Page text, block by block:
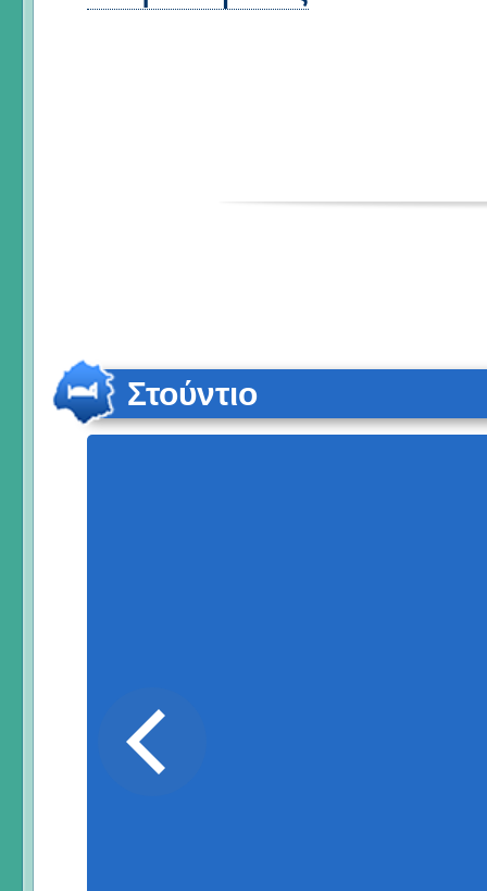
Στούντιο